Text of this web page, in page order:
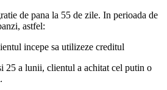
de pana la 55 de zile. In perioada de
astfel:
incepe sa utilizeze creditul
25 a lunii, clientul a achitat cel putin o